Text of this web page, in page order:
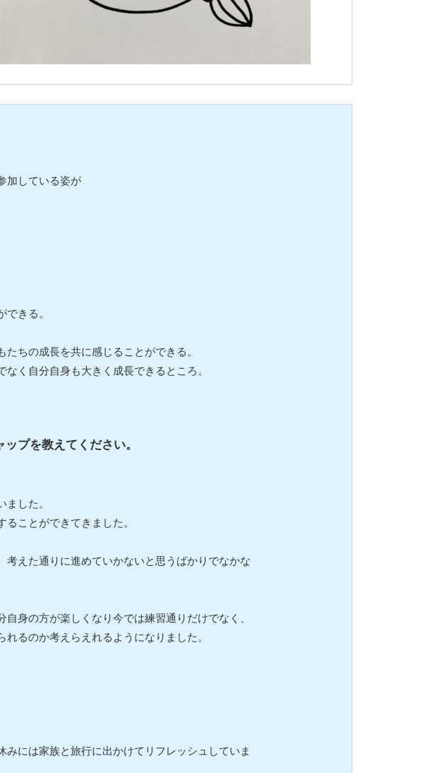
加している姿が
きる。
ちの成長を共に感じることができる。
く自分自身も大きく成長できるところ。
プを教えてください。
した。
ことができてきました。
えた通りに進めていかないと思うばかりでなかな
身の方が楽しくなり今では練習通りだけでなく、
るのか考えらえれるようになりました。
には家族と旅行に出かけてリフレッシュしていま